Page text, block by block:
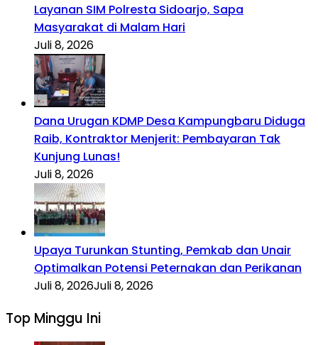
Layanan SIM Polresta Sidoarjo, Sapa
Masyarakat di Malam Hari
Juli 8, 2026
Dana Urugan KDMP Desa Kampungbaru Diduga
Raib, Kontraktor Menjerit: Pembayaran Tak
Kunjung Lunas!
Juli 8, 2026
Upaya Turunkan Stunting, Pemkab dan Unair
Optimalkan Potensi Peternakan dan Perikanan
Juli 8, 2026Juli 8, 2026
Top Minggu Ini